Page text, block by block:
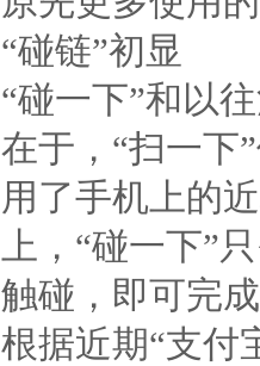
“碰链”初显
“碰一下”和以
在于，“扫一下
用了手机上的
上，“碰一下”
触碰，即可完
根据近期“支付